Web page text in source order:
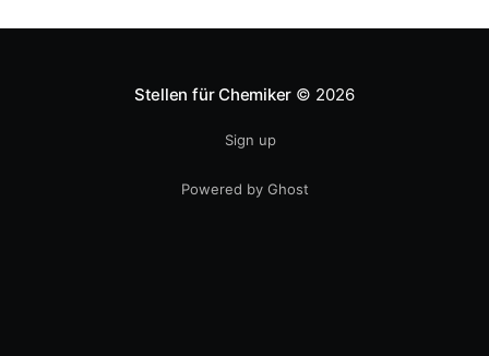
Stellen für Chemiker © 2026
Sign up
Powered by Ghost